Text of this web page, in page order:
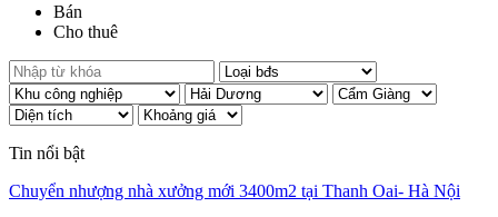
Bán
Cho thuê
Tin nổi bật
Chuyển nhượng nhà xưởng mới 3400m2 tại Thanh Oai- Hà Nội